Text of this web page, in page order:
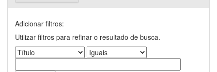
Adicionar filtros:
Utilizar filtros para refinar o resultado de busca.